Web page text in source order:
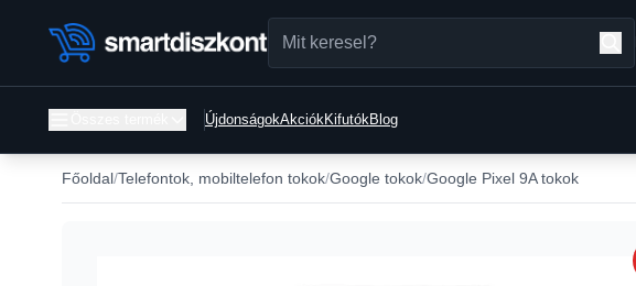
ÚjdonságokAkciókKifutókBlog
Főoldal Telefontok, mobiltelefon tokok Google tokok Google Pixel 9A tokok